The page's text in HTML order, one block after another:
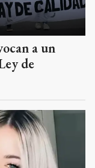
a un
de